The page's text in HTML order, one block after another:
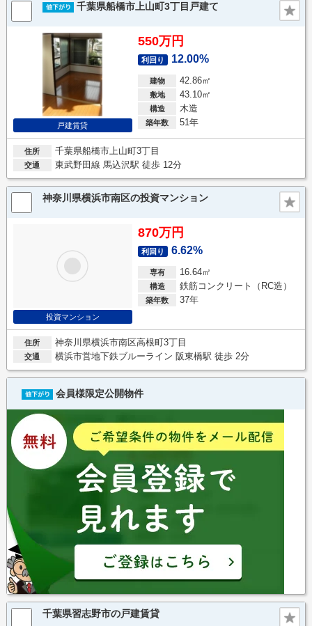
千葉県船橋市上山町3丁目戸建て
戸建賃貸
550万円
利回り 12.00%
建物 42.86㎡
敷地 43.10㎡
構造 木造
築年数 51年
住所 千葉県船橋市上山町3丁目
交通 東武野田線 馬込沢駅 徒歩 12分
神奈川県横浜市南区の投資マンション
投資マンション
870万円
利回り 6.62%
専有 16.64㎡
構造 鉄筋コンクリート（RC造）
築年数 37年
住所 神奈川県横浜市南区高根町3丁目
交通 横浜市営地下鉄ブルーライン 阪東橋駅 徒歩 2分
会員様限定公開物件
千葉県習志野市の戸建賃貸